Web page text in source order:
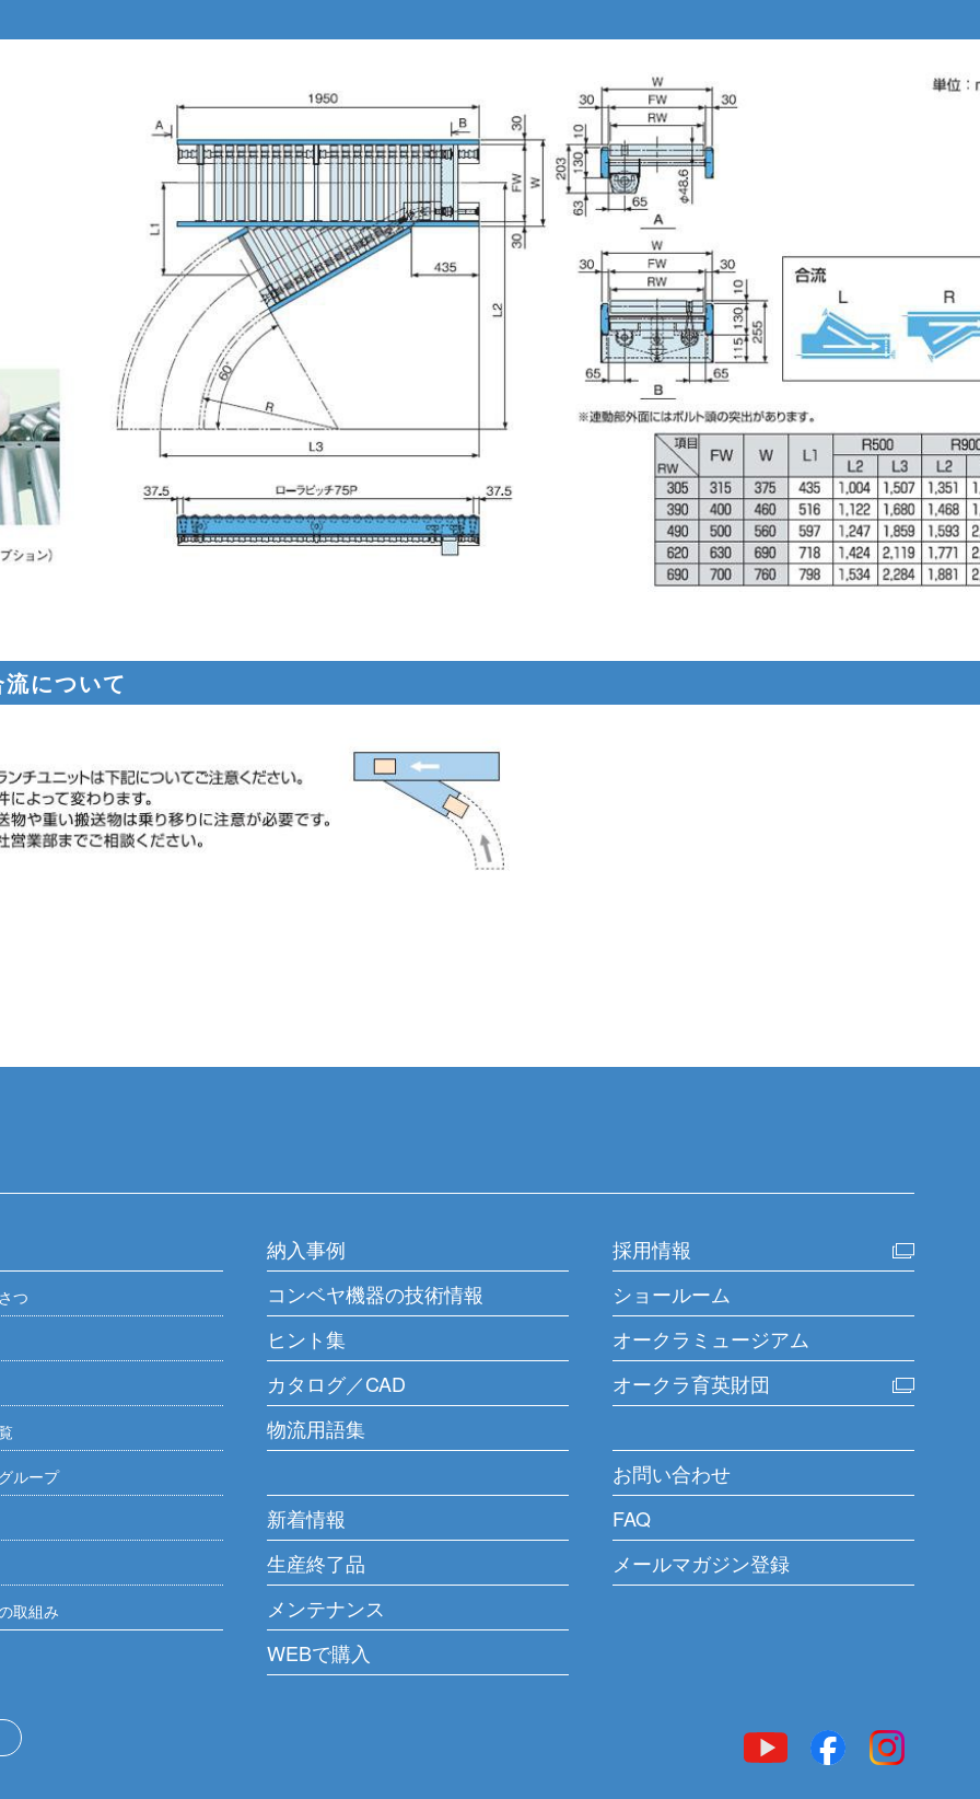
について
つ
ループ
取組み
納入事例
コンベヤ機器の技術情報
ヒント集
カタログ／CAD
物流用語集
新着情報
生産終了品
メンテナンス
WEBで購入
採用情報
ショールーム
オークラミュージアム
オークラ育英財団
お問い合わせ
FAQ
メールマガジン登録